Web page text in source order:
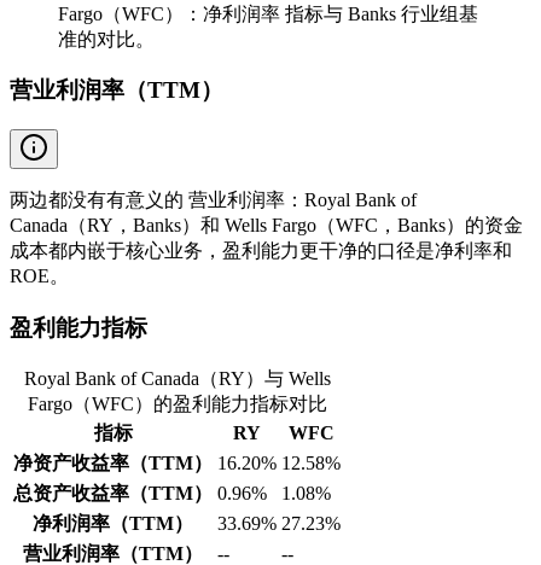
Fargo（WFC）：净利润率 指标与 Banks 行业组基
准的对比。
营业利润率（TTM）
两边都没有有意义的 营业利润率：Royal Bank of
Canada（RY，Banks）和 Wells Fargo（WFC，Banks）的资金
成本都内嵌于核心业务，盈利能力更干净的口径是净利率和
ROE。
盈利能力指标
Royal Bank of Canada（RY）与 Wells
Fargo（WFC）的盈利能力指标对比
指标
RY
WFC
净资产收益率（TTM）
16.20% 12.58%
总资产收益率（TTM）
0.96%
1.08%
净利润率（TTM）
33.69% 27.23%
营业利润率（TTM）
--
--